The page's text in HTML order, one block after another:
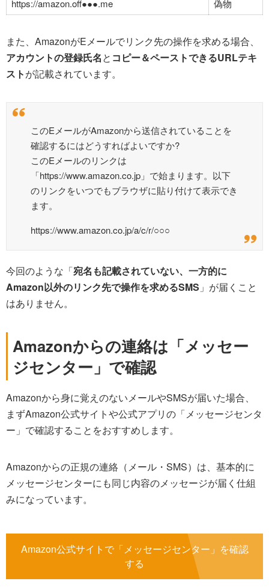
https://amazon.off●●●.me 偽物
また、AmazonがEメールでリンク先の操作を求める場合、
アカウントの登録氏名と コピー＆ペーストできるURLテキ
ストが記載されています。
このEメールがAmazonから送信されていることを
確認するにはどうすればよいですか?
このEメールのリンクは
「https://www.amazon.co.jp」で始まります。以下
のリンクをいつでもブラウザに貼り付けて表示でき
ます。
https://www.amazon.co.jp/a/c/r/○○○
今回のような「宛名も記載されていない、一方的に
Amazon以外のリンク先で操作を求めるSMS 」が届くこと
はありません。
Amazonからの連絡は「メッセー
ジセンター」で確認
Amazonから身に覚えのないメールやSMSが届いた場合、
まずAmazon公式サイトや公式アプリの「メッセージセンタ
ー」で確認することをおすすめします。
Amazonからの正規の連絡（メール・SMS）は、基本的に
メッセージセンターにも同じ内容のメッセージが届く仕組
みになっています。
Amazon公式サイトで「メッセージセンター」を確認
する